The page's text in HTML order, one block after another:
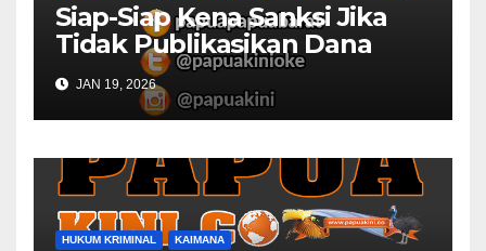
Siap-Siap Kena Sanksi Jika
Tidak Publikasikan Dana
Desa
JAN 19, 2026
HUKUM KRIMINAL KAIMANA